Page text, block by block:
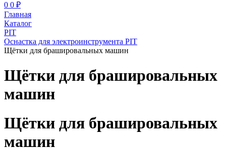
0 0 ₽
Главная
Каталог
PIT
Оснастка для электроинструмента PIT
Щётки для брашировальных машин
Щётки для брашировальных
машин
Щётки для брашировальных
машин